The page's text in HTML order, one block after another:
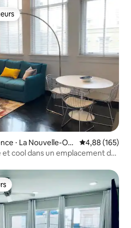
les plus appréciés
⋅ La Nouvelle-Orl
Évaluation
4,88 (165)
cool dans un emplacement de